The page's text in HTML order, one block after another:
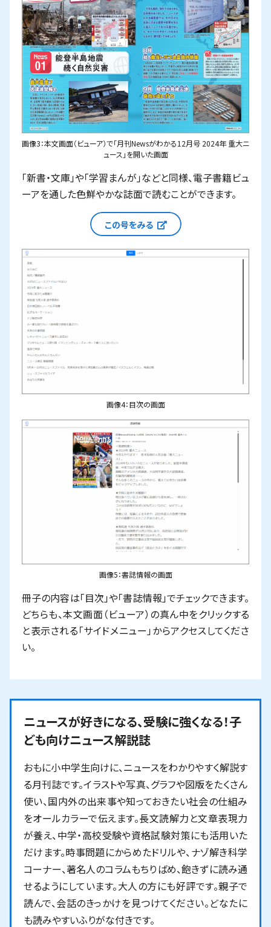
画像3：本文画面（ビューア）で「月刊Newsがわかる12月号 2024年 重大ニ
ュース」を開いた画面
「新書・文庫」や「学習まんが」などと同様、電子書籍ビュ
ーアを通した色鮮やかな誌面で読むことができます。
この号をみる 新しいウィンドウで開
画像4：目次の画面
画像5：書誌情報の画面
冊子の内容は「目次」や「書誌情報」でチェックできます。
どちらも、本文画面（ビューア）の真ん中をクリックする
と表示される「サイドメニュー」からアクセスしてくださ
い。
ニュースが好きになる、受験に強くなる！子
ども向けニュース解説誌
おもに小中学生向けに、ニュースをわかりやすく解説す
る月刊誌です。イラストや写真、グラフや図版をたくさん
使い、国内外の出来事や知っておきたい社会の仕組み
をオールカラーで伝えます。長文読解力と文章表現力
が養え、中学・高校受験や資格試験対策にも活用いた
だけます。時事問題にからめたドリルや、ナゾ解き科学
コーナー、著名人のコラムもちりばめ、飽きずに読み通
せるようにしています。大人の方にも好評です。親子で
読んで、会話のきっかけを見つけてください。どなたに
も読みやすいふりがな付きです。